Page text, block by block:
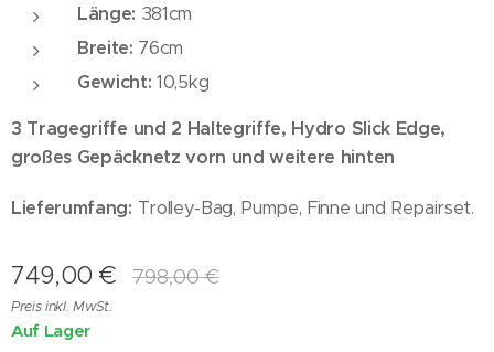
Länge: 381cm
Breite: 76cm
Gewicht: 10,5kg
3 Tragegriffe und 2 Haltegriffe, Hydro Slick Edge,
großes Gepäcknetz vorn und weitere hinten
Lieferumfang: Trolley-Bag, Pumpe, Finne und Repairset.
749,00 € 798,00€
Preis inkl. MwSt.
Auf Lager